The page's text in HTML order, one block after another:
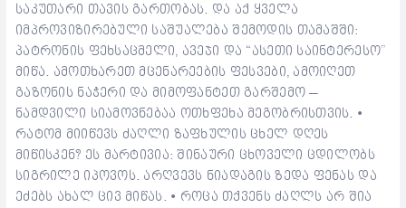
საკუთარი თავის გართობას. და აქ ყველა
იმპროვიზირებული საშუალება შემოდის თამაშში:
პატრონის ფეხსაცმელი, ავეჯი და “ასეთი საინტერესო”
მიწა. ამოთხარეთ მცენარეების ფესვები, ამოიღეთ
გაზონის ნაჭერი და მიმოფანტეთ გარშემო –
ნამდვილი სიამოვნებაა ოთხფეხა მეგობრისთვის. •
რატომ მიიწევს ძაღლი ზაფხულის ცხელ დღეს
მიწისკენ? ეს მარტივია: შინაური ცხოველი ცდილობს
სიგრილე იპოვოს. არღვევს ნიადაგის ზედა ფენას და
ეძებს ახალ ცივ მიწას. • როცა თქვენს ძაღლს არ შია